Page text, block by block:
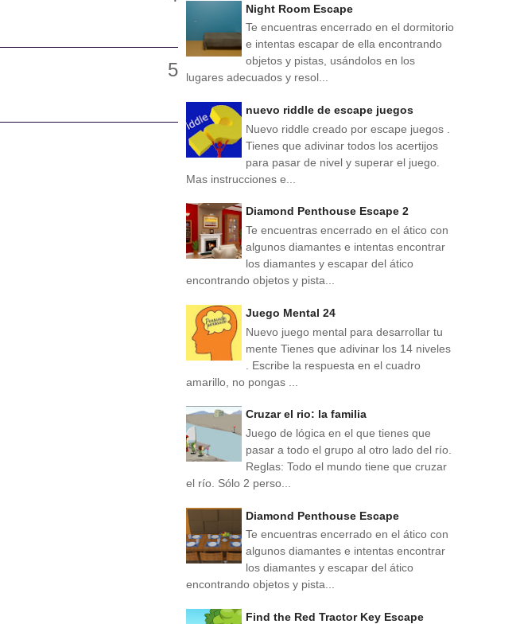
Night Room Escape
Te encuentras encerrado en el dormitorio
e intentas escapar de ella encontrando
objetos y pistas, usándolos en los
lugares adecuados y resol...
nuevo riddle de escape juegos
Nuevo riddle creado por escape juegos .
Tienes que adivinar todos los acertijos
para pasar de nivel y superar el juego.
Mas instrucciones e...
Diamond Penthouse Escape 2
Te encuentras encerrado en el ático con
algunos diamantes e intentas encontrar
los diamantes y escapar del ático
encontrando objetos y pista...
Juego Mental 24
Nuevo juego mental para desarrollar tu
mente Tienes que adivinar los 14 niveles
. Escribe la respuesta en el cuadro
amarillo, no pongas ...
Cruzar el rio: la familia
Juego de lógica en el que tienes que
pasar a todo el grupo al otro lado del río.
Reglas: Todo el mundo tiene que cruzar
el río. Sólo 2 perso...
Diamond Penthouse Escape
Te encuentras encerrado en el ático con
algunos diamantes e intentas encontrar
los diamantes y escapar del ático
encontrando objetos y pista...
Find the Red Tractor Key Escape